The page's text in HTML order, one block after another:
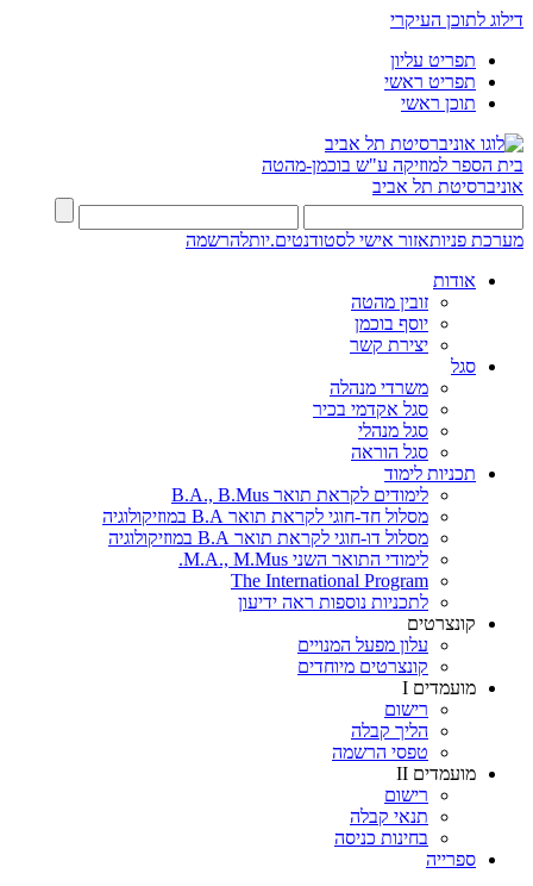
דילוג לתוכן העיקרי
תפריט עליון
תפריט ראשי
תוכן ראשי
בית הספר למוזיקה ע"ש בוכמן-מהטה
אוניברסיטת תל אביב
מערכת פניותאזור אישי לסטודנטים.יותלהרשמה
אודות
זובין מהטה
יוסף בוכמן
יצירת קשר
סגל
משרדי מנהלה
סגל אקדמי בכיר
סגל מנהלי
סגל הוראה
תכניות לימוד
לימודים לקראת תואר B.A., B.Mus
מסלול חד-חוגי לקראת תואר B.A במוזיקולוגיה
מסלול דו-חוגי לקראת תואר B.A במוזיקולוגיה
לימודי התואר השני M.A., M.Mus.
The International Program
לתכניות נוספות ראה ידיעון
קונצרטים
עלון מפעל המנויים
קונצרטים מיוחדים
מועמדים I
רישום
הליך קבלה
טפסי הרשמה
מועמדים II
רישום
תנאי קבלה
בחינות כניסה
ספרייה